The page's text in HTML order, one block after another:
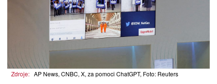
Zdroje: AP News, CNBC, X, za pomoci ChatGPT, Foto: Reuters